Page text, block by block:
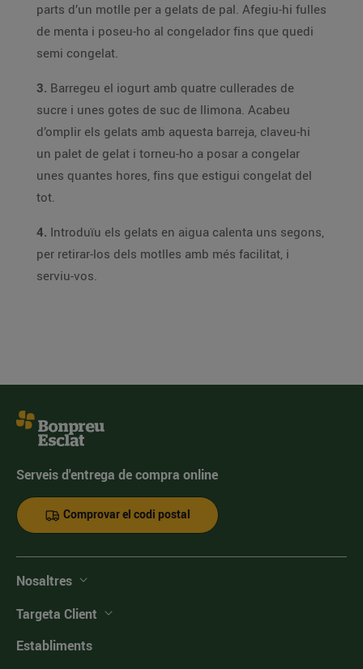
parts d’un motlle per a gelats de pal. Afegiu-hi fulles
de menta i poseu-ho al congelador fins que quedi
semi congelat.
3. Barregeu el iogurt amb quatre cullerades de
sucre i unes gotes de suc de llimona. Acabeu
d’omplir els gelats amb aquesta barreja, claveu-hi
un palet de gelat i torneu-ho a posar a congelar
unes quantes hores, fins que estigui congelat del
tot.
4. Introduïu els gelats en aigua calenta uns segons,
per retirar-los dels motlles amb més facilitat, i
serviu-vos.
Serveis d'entrega de compra online
Comprovar el codi postal
Nosaltres
Targeta Client
Establiments